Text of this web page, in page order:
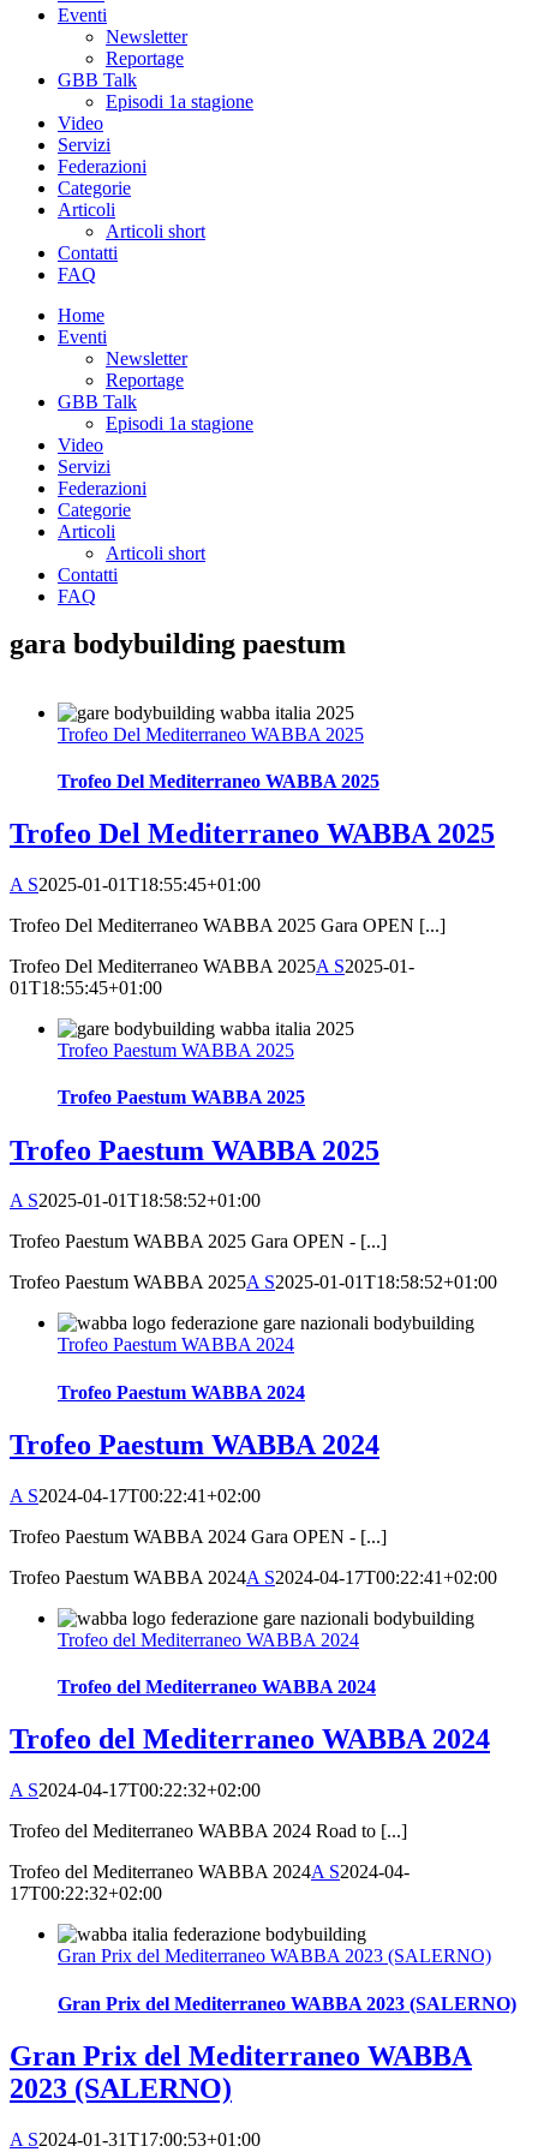
Eventi
Newsletter
Reportage
GBB Talk
Episodi 1a stagione
Video
Servizi
Federazioni
Categorie
Articoli
Articoli short
Contatti
FAQ
Home
Eventi
Newsletter
Reportage
GBB Talk
Episodi 1a stagione
Video
Servizi
Federazioni
Categorie
Articoli
Articoli short
Contatti
FAQ
gara bodybuilding paestum
Trofeo Del Mediterraneo WABBA 2025
Trofeo Del Mediterraneo WABBA 2025
Trofeo Del Mediterraneo WABBA 2025
A S2025-01-01T18:55:45+01:00
Trofeo Del Mediterraneo WABBA 2025 Gara OPEN [...]
Trofeo Del Mediterraneo WABBA 2025A S2025-01-
01T18:55:45+01:00
Trofeo Paestum WABBA 2025
Trofeo Paestum WABBA 2025
Trofeo Paestum WABBA 2025
A S2025-01-01T18:58:52+01:00
Trofeo Paestum WABBA 2025 Gara OPEN - [...]
Trofeo Paestum WABBA 2025A S2025-01-01T18:58:52+01:00
Trofeo Paestum WABBA 2024
Trofeo Paestum WABBA 2024
Trofeo Paestum WABBA 2024
A S2024-04-17T00:22:41+02:00
Trofeo Paestum WABBA 2024 Gara OPEN - [...]
Trofeo Paestum WABBA 2024A S2024-04-17T00:22:41+02:00
Trofeo del Mediterraneo WABBA 2024
Trofeo del Mediterraneo WABBA 2024
Trofeo del Mediterraneo WABBA 2024
A S2024-04-17T00:22:32+02:00
Trofeo del Mediterraneo WABBA 2024 Road to [...]
Trofeo del Mediterraneo WABBA 2024A S2024-04-
17T00:22:32+02:00
Gran Prix del Mediterraneo WABBA 2023 (SALERNO)
Gran Prix del Mediterraneo WABBA 2023 (SALERNO)
Gran Prix del Mediterraneo WABBA
2023 (SALERNO)
A S2024-01-31T17:00:53+01:00